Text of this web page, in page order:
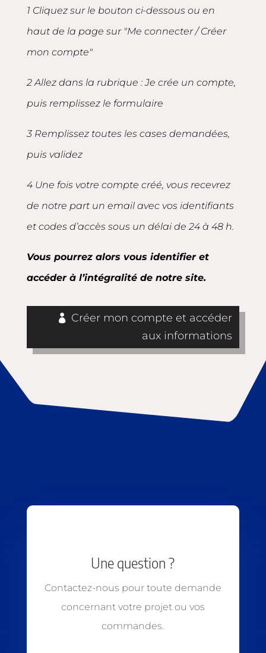
1 Cliquez sur le bouton ci-dessous ou en
haut de la page sur "Me connecter / Créer
mon compte"
2 Allez dans la rubrique : Je crée un compte,
puis remplissez le formulaire
3 Remplissez toutes les cases demandées,
puis validez
4 Une fois votre compte créé, vous recevrez
de notre part un email avec vos identifiants
et codes d’accès sous un délai de 24 à 48 h.
Vous pourrez alors vous identifier et
accéder à l’intégralité de notre site.
Créer mon compte et accéder
aux informations
Une question ?
Contactez-nous pour toute demande
concernant votre projet ou vos
commandes.